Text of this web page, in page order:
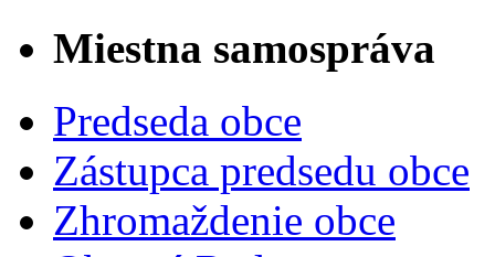
Miestna samospráva
Predseda obce
Zástupca predsedu obce
Zhromaždenie obce